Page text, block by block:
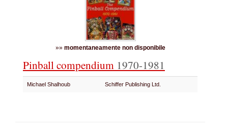
»» momentaneamente non disponibile
Pinball compendium 1970-1981
Michael Shalhoub Schiffer Publishing Ltd.